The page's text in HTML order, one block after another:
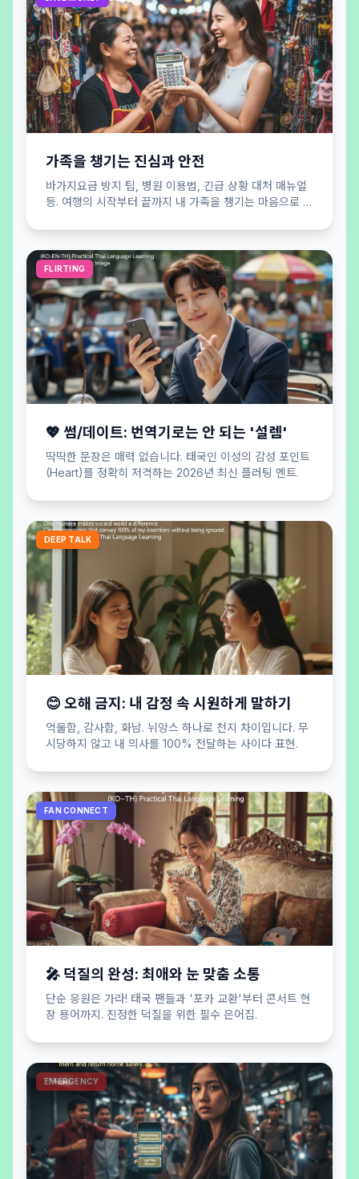
가족을 챙기는 진심과 안전
바가지요금 방지 팁, 병원 이용법, 긴급 상황 대처 매뉴얼
등. 여행의 시작부터 끝까지 내 가족을 챙기는 마음으로 당
FLIRTING
💖 썸/데이트: 번역기로는 안 되는 '설렘'
딱딱한 문장은 매력 없습니다. 태국인 이성의 감성 포인트
(Heart)를 정확히 저격하는 2026년 최신 플러팅 멘트.
DEEP TALK
😊 오해 금지: 내 감정 속 시원하게 말하기
억울함, 감사함, 화남. 뉘앙스 하나로 천지 차이입니다. 무
시당하지 않고 내 의사를 100% 전달하는 사이다 표현.
FAN CONNECT
🎤 덕질의 완성: 최애와 눈 맞춤 소통
단순 응원은 가라! 태국 팬들과 '포카 교환'부터 콘서트 현
장 용어까지. 진정한 덕질을 위한 필수 은어집.
EMERGENCY